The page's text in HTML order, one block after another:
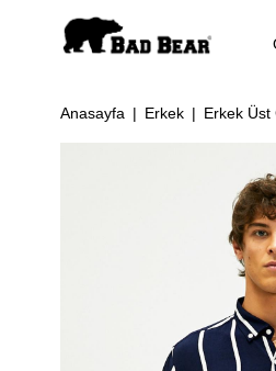
Anasayfa Erkek Erkek Üst